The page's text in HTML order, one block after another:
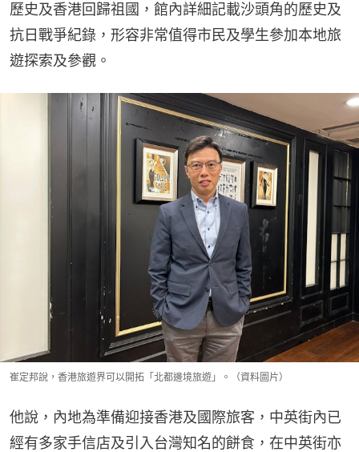
歷史及香港回歸祖國，館內詳細記載沙頭角的歷史及
抗日戰爭紀錄，形容非常值得市民及學生參加本地旅
遊探索及參觀。
崔定邦說，香港旅遊界可以開拓「北都邊境旅遊」。（資料圖片）
他說，內地為準備迎接香港及國際旅客，中英街內已
經有多家手信店及引入台灣知名的餅食，在中英街亦